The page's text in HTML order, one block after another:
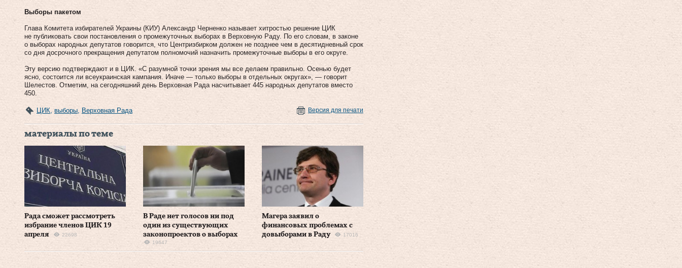
Выборы пакетом
Глава Комитета избирателей Украины (КИУ) Александр Черненко называет хитростью решение ЦИК
не публиковать свои постановления о промежуточных выборах в Верховную Раду. По его словам, в законе
о выборах народных депутатов говорится, что Центризбирком должен не позднее чем в десятидневный срок
со дня досрочного прекращения депутатом полномочий назначить промежуточные выборы в его округе.
Эту версию подтверждают и в ЦИК. «С разумной точки зрения мы все делаем правильно. Осенью будет
ясно, состоится ли всеукраинская кампания. Иначе — только выборы в отдельных округах», — говорит
Шелестов. Отметим, на сегодняшний день Верховная Рада насчитывает 445 народных депутатов вместо
450.
ЦИК, выборы, Верховная Рада Версия для печати
материалы по теме
Рада сможет рассмотреть
избрание членов ЦИК 19
апреля
22698
В Раде нет голосов ни под
один из существующих
законопроектов о выборах
19647
Магера заявил о
финансовых проблемах с
довыборами в Раду
17016